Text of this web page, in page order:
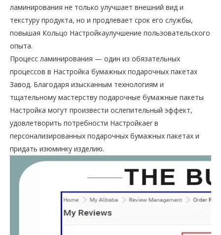
ламинирования не только улучшает внешний вид и
текстуру продукта, но и продлевает срок его службы,
повышая Кольцо Настройкаулучшение пользовательского
опыта.
Процесс ламинирования — один из обязательных
процессов в Настройка бумажных подарочных пакетах
Завод. Благодаря изысканным технологиям и
тщательному мастерству подарочные бумажные пакеты
Настройка могут произвести ослепительный эффект,
удовлетворить потребности Настройкаer в
персонализированных подарочных бумажных пакетах и ​​
придать изюминку изделию.